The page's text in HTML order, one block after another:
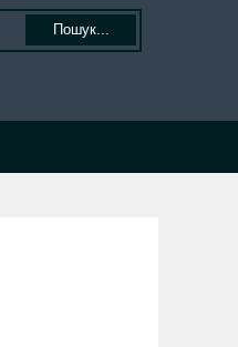
Пошук...